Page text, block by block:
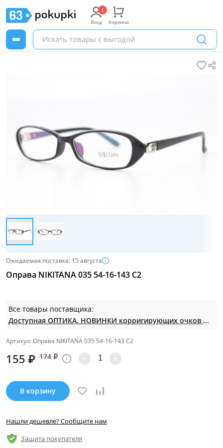
Вход Корзина
Ожидаемая поставка: 15 августа
Оправа NIKITANA 035 54-16-143 С2
Все товары поставщика:
Доступная ОПТИКА. НОВИНКИ корригирующих очков по СУПЕР ценам. Таких нет на МП.
Артикул: Оправа NIKITANA 035 54-16-143 С2
155 ₽ 174 ₽
В корзину
Нашли дешевле? Сообщите нам
Защита покупателя